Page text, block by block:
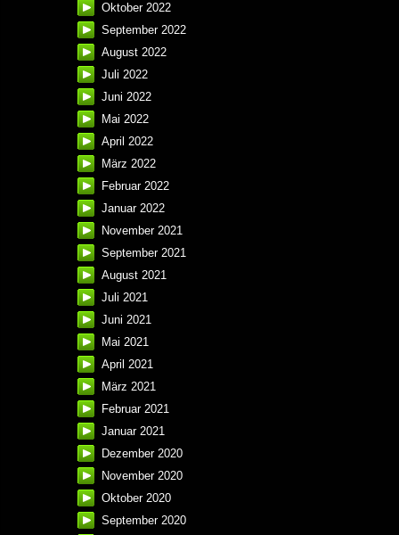
Oktober 2022
September 2022
August 2022
Juli 2022
Juni 2022
Mai 2022
April 2022
März 2022
Februar 2022
Januar 2022
November 2021
September 2021
August 2021
Juli 2021
Juni 2021
Mai 2021
April 2021
März 2021
Februar 2021
Januar 2021
Dezember 2020
November 2020
Oktober 2020
September 2020